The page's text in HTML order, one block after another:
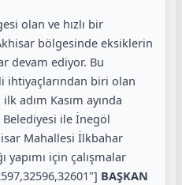
olan ve hızlı bir
bölgesinde eksiklerin
devam ediyor. Bu
ihtiyaçlarından biri olan
adım Kasım ayında
Belediyesi ile İnegöl
Mahallesi İlkbahar
yapımı için çalışmalar
BAŞKAN